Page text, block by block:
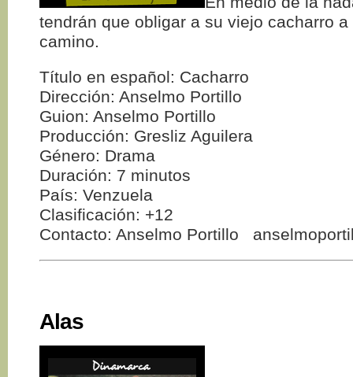
tendrán que obligar a su viejo cacharro
camino.
Título en español: Cacharro
Dirección: Anselmo Portillo
Guion: Anselmo Portillo
Producción: Gresliz Aguilera
Género: Drama
Duración: 7 minutos
País: Venzuela
Clasificación: +12
Contacto: Anselmo Portillo
Alas